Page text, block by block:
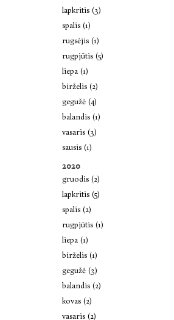
lapkritis (3)
spalis (1)
rugsėjis (1)
rugpjūtis (5)
liepa (1)
birželis (2)
gegužė (4)
balandis (1)
vasaris (3)
sausis (1)
2020
gruodis (2)
lapkritis (5)
spalis (2)
rugpjūtis (1)
liepa (1)
birželis (1)
gegužė (3)
balandis (2)
kovas (2)
vasaris (2)